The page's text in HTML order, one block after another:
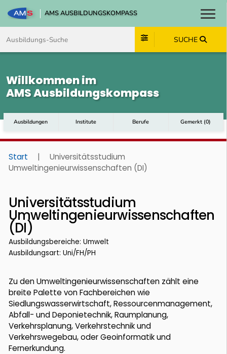
AMS AUSBILDUNGSKOMPASS
SUCHE
Willkommen im
AMS Ausbildungskompass
Ausbildungen Institute Berufe Gemerkt (0)
Start |
Universitätsstudium
Umweltingenieurwissenschaften (DI)
Universitätsstudium
Umweltingenieurwissenschaften
(DI)
Ausbildungsbereiche: Umwelt
Ausbildungsart: Uni/FH/PH
Zu den Umweltingenieurwissenschaften zählt eine
breite Palette von Fachbereichen wie
Siedlungswasserwirtschaft, Ressourcenmanagement,
Abfall- und Deponietechnik, Raumplanung,
Verkehrsplanung, Verkehrstechnik und
Verkehrswegebau, oder Geoinformatik und
Fernerkundung.